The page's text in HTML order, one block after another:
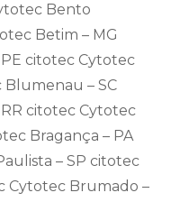
Bento
Betim – MG
citotec Cytotec
Blumenau – SC
citotec Cytotec
Bragança – PA
– SP citotec
Cytotec Brumado –